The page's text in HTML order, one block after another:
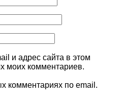
и адрес сайта в этом
моих комментариев.
комментариях по email.